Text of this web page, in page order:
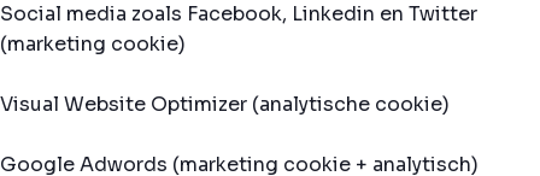
Social media zoals Facebook, Linkedin en Twitter
(marketing cookie)
Visual Website Optimizer (analytische cookie)
Google Adwords (marketing cookie + analytisch)